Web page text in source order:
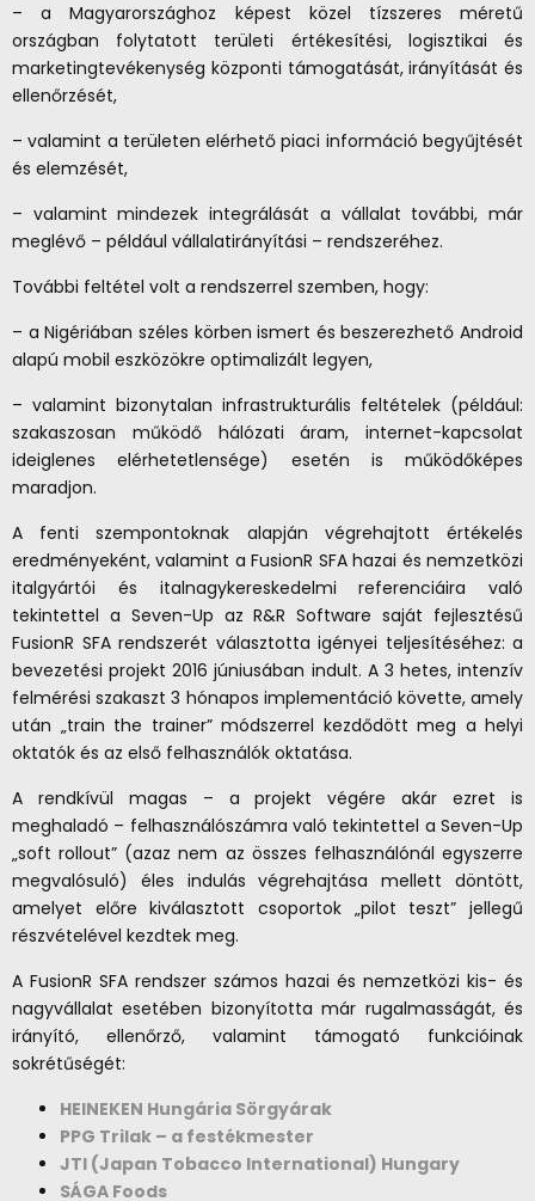
– a Magyarországhoz képest közel tízszeres méretű
országban folytatott területi értékesítési, logisztikai és
marketingtevékenység központi támogatását, irányítását és
ellenőrzését,
– valamint a területen elérhető piaci információ begyűjtését
és elemzését,
– valamint mindezek integrálását a vállalat további, már
meglévő – például vállalatirányítási – rendszeréhez.
További feltétel volt a rendszerrel szemben, hogy:
– a Nigériában széles körben ismert és beszerezhető Android
alapú mobil eszközökre optimalizált legyen,
– valamint bizonytalan infrastrukturális feltételek (például:
szakaszosan működő hálózati áram, internet-kapcsolat
ideiglenes elérhetetlensége) esetén is működőképes
maradjon.
A fenti szempontoknak alapján végrehajtott értékelés
eredményeként, valamint a FusionR SFA hazai és nemzetközi
italgyártói és italnagykereskedelmi referenciáira való
tekintettel a Seven-Up az R&R Software saját fejlesztésű
FusionR SFA rendszerét választotta igényei teljesítéséhez: a
bevezetési projekt 2016 júniusában indult. A 3 hetes, intenzív
felmérési szakaszt 3 hónapos implementáció követte, amely
után „train the trainer” módszerrel kezdődött meg a helyi
oktatók és az első felhasználók oktatása.
A rendkívül magas – a projekt végére akár ezret is
meghaladó – felhasználószámra való tekintettel a Seven-Up
„soft rollout” (azaz nem az összes felhasználónál egyszerre
megvalósuló) éles indulás végrehajtása mellett döntött,
amelyet előre kiválasztott csoportok „pilot teszt” jellegű
részvételével kezdtek meg.
A FusionR SFA rendszer számos hazai és nemzetközi kis- és
nagyvállalat esetében bizonyította már rugalmasságát, és
irányító, ellenőrző, valamint támogató funkcióinak
sokrétűségét:
HEINEKEN Hungária Sörgyárak
PPG Trilak – a festékmester
JTI (Japan Tobacco International) Hungary
SÁGA Foods